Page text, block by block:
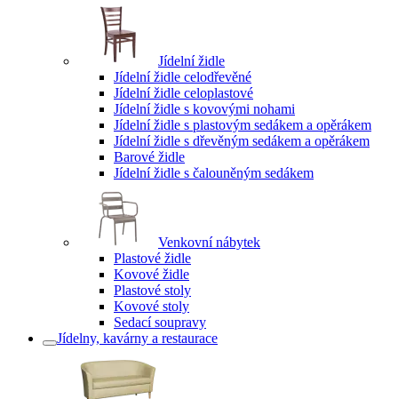
Jídelní židle
Jídelní židle celodřevěné
Jídelní židle celoplastové
Jídelní židle s kovovými nohami
Jídelní židle s plastovým sedákem a opěrákem
Jídelní židle s dřevěným sedákem a opěrákem
Barové židle
Jídelní židle s čalouněným sedákem
Venkovní nábytek
Plastové židle
Kovové židle
Plastové stoly
Kovové stoly
Sedací soupravy
Jídelny, kavárny a restaurace